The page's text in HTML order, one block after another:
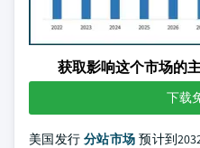
获取影响这个市场的
下载
美国发行分站市场 预计到